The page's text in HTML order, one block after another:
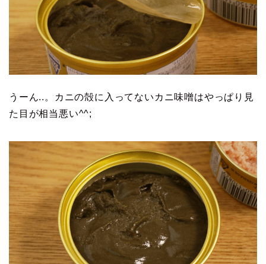
うーん..。カニの殻に入ってないカニ味噌はやっぱり見
た目が相当悪い^^;